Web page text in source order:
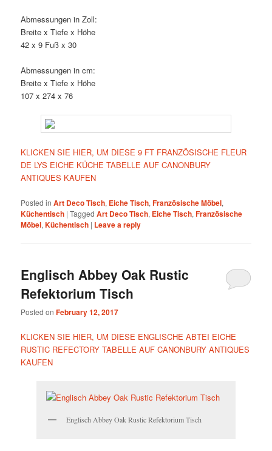
Abmessungen in Zoll:
Breite x Tiefe x Höhe
42 x 9 Fuß x 30
Abmessungen in cm:
Breite x Tiefe x Höhe
107 x 274 x 76
KLICKEN SIE HIER, UM DIESE 9 FT FRANZÖSISCHE FLEUR
DE LYS EICHE KÜCHE TABELLE AUF CANONBURY
ANTIQUES KAUFEN
Posted in Art Deco Tisch, Eiche Tisch,Französische Möbel,
Küchentisch |Tagged Art Deco Tisch, Eiche Tisch,Französische
Möbel,Küchentisch | Leave a reply
Englisch Abbey Oak Rustic
Refektorium Tisch
Posted onFebruary 12, 2017
KLICKEN SIE HIER, UM DIESE ENGLISCHE ABTEI EICHE
RUSTIC REFECTORY TABELLE AUF CANONBURY ANTIQUES
KAUFEN
Englisch Abbey Oak Rustic Refektorium Tisch